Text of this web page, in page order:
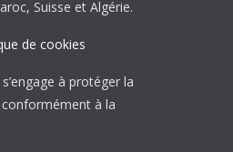
Suisse et Algérie.
de cookies
à protéger la
à la